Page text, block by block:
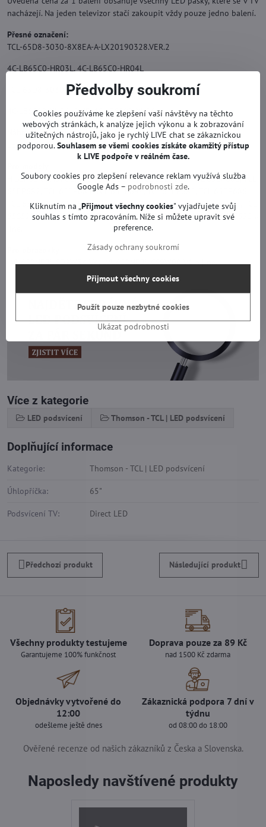
nacházejí. Na jeden televizor stačí zakoupit vždy pouze jedno balení.
Přesné označení:
TCL-65D8-3030-8X8EA-A-LX20190328.VER.2
4C-LB65C0-HR03L, 4C-LB65C0-HR04L
TCL-65D8-3030-2X2EA-B-LX20190328.VER.2
4C-LB6508-YH06J, YHE-4C-LB6508-YH06J
Náhrada za originál.
LED podsvity se zárukou.
HISENSE 65H570G, TCL 65EP668X1, TCL 65EP680, TCL 65EP681, TCL
65EP682, TCL 65EP683, TCL 65EP684, TCL 65EP685, TCL 65EP686,
TCL 65EP687, TCL 65EP688, TCL 65EP689, TCL 65S4, TCL 65S525, TCL
65S525LABA, TCL 65S525LBAA, THOMSON 65S4, THOMSON 65S525 a
LVU650NEBL SD9W34 V4, LVU650NEBL CS9W00 V1 a jiné.
Více z kategorie
LED podsvícení Thomson - TCL | LED podsvícení
Doplňující informace
Kategorie: Thomson - TCL | LED podsvícení
Úhlopříčka: 65"
Podsvícení TV: Direct LED
Předchozí produkt Následující produkt
Všechny produkty testujeme
Garantujeme 100% funkčnost
Doprava pouze za 89 Kč
nad 1500 Kč zdarma
Objednávky vytvořené do
12:00
odešleme ještě dnes
Zákaznická podpora 7 dní v
týdnu
od 08:00 do 18:00
Ověřené recenze od našich zákazníků z Česka a Slovenska.
Naposledy navštívené produkty
Předvolby soukromí
Cookies používáme ke zlepšení vaší návštěvy na těchto
webových stránkách, k analýze jejich výkonu a k zobrazování
užitečných nástrojů, jako je rychlý LIVE chat se zákaznickou
podporou.Souhlasem se všemi cookies získáte okamžitý přístup
k LIVE podpoře v reálném čase.
Soubory cookies pro zlepšení relevance reklam využívá služba
Google Ads – podrobnosti zde.
Kliknutím na „Přijmout všechny cookies" vyjadřujete svůj
souhlas s tímto zpracováním. Níže si můžete upravit své
preference.
Zásady ochrany soukromí
Ukázat podrobnosti
Přijmout všechny cookies
Použít pouze nezbytné cookies